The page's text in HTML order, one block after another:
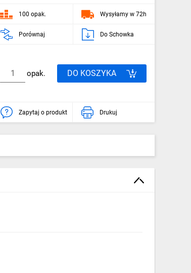
100 opak. Wysyłamy w 72h
Porównaj Do Schowka
opak. DO KOSZYKA
Zapytaj o produkt Drukuj